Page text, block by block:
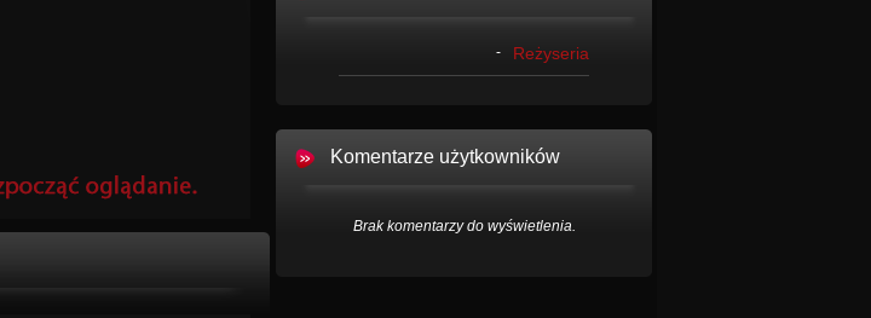
- Reżyseria
Komentarze użytkowników
Brak komentarzy do wyświetlenia.